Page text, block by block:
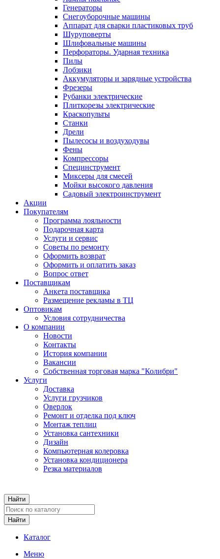
Генераторы
Снегоуборочные машины
Аппарат для сварки пластиковых труб
Шуруповерты
Шлифовальные машины
Перфораторы. Ударная техника
Пилы
Лобзики
Аккумуляторы и зарядные устройства
Фрезеры
Рубанки электрические
Плиткорезы электрические
Краскопульты
Станки
Дрели
Пылесосы и воздуходувы
Фены
Компрессоры
Специнструмент
Миксеры для смесей
Мойки высокого давления
Садовый электроинструмент
Акции
Покупателям
Программа лояльности
Подарочная карта
Услуги и сервис
Советы по ремонту
Оформить возврат
Оформить и оплатить заказ
Вопрос ответ
Поставщикам
Анкета поставщика
Размещение рекламы в ТЦ
Оптовикам
Условия сотрудничества
О компании
Новости
Контакты
История компании
Вакансии
Собственная торговая марка "Колибри"
Услуги
Доставка
Услуги грузчиков
Оверлок
Ремонт и отделка под ключ
Монтаж теплиц
Установка сантехники
Дизайн
Компьютерная колеровка
Установка кондиционера
Резка материалов
Каталог
Меню